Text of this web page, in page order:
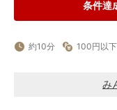
条件達
約10分 100円以下
み